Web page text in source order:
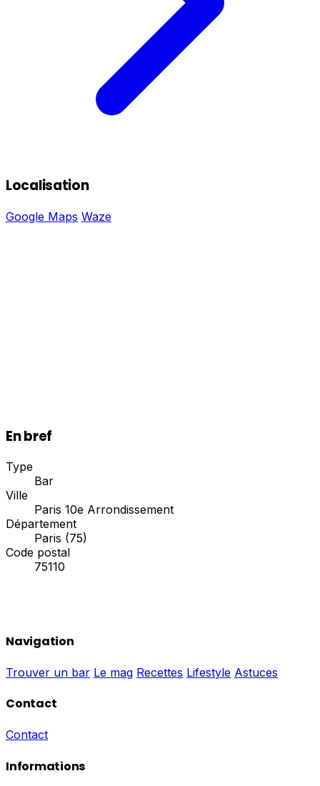
Localisation
Google Maps Waze
En bref
Type
Bar
Ville
Paris 10e Arrondissement
Département
Paris (75)
Code postal
75110
Navigation
Trouver un bar Le mag Recettes Lifestyle Astuces
Contact
Contact
Informations